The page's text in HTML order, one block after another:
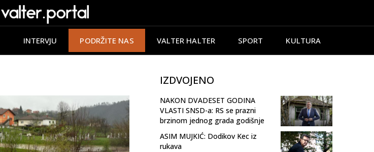
INTERVJU PODRŽITE NAS VALTER HALTER SPORT KULTURA
IZDVOJENO
NAKON DVADESET GODINA
VLASTI SNSD-a: RS se prazni
brzinom jednog grada godišnje
ASIM MUJKIĆ: Dodikov Kec iz
rukava